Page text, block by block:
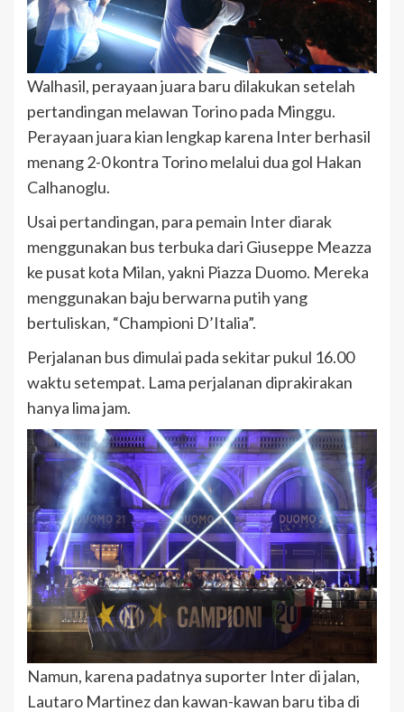
Walhasil, perayaan juara baru dilakukan setelah
pertandingan melawan Torino pada Minggu.
Perayaan juara kian lengkap karena Inter berhasil
menang 2-0 kontra Torino melalui dua gol Hakan
Calhanoglu.
Usai pertandingan, para pemain Inter diarak
menggunakan bus terbuka dari Giuseppe Meazza
ke pusat kota Milan, yakni Piazza Duomo. Mereka
menggunakan baju berwarna putih yang
bertuliskan, “Championi D’Italia”.
Perjalanan bus dimulai pada sekitar pukul 16.00
waktu setempat. Lama perjalanan diprakirakan
hanya lima jam.
Namun, karena padatnya suporter Inter di jalan,
Lautaro Martinez dan kawan-kawan baru tiba di